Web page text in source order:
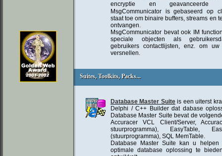
encryptie en geavanceerde
MsgCommunicator is gebaseerd op
staat toe om binaire buffers, streams en
ontvangen.
MsgCommunicator bevat ook IM
speciale objecten als
gebruikers contactlijsten, enz. om
versnellen.
Suites, Toolkits, Packs...
Suites, Toolkits, Packs...
Database Master Suiteis een uiterst
Delphi / C++ Builder dat dabase
Database Master Suite bevat de
Accuracer VCL Client/Server,
stuurprogramma), EasyTable,
(stuurprogramma), SQL MemTable.
Database Master Suite kan u
optimale database oplossing te